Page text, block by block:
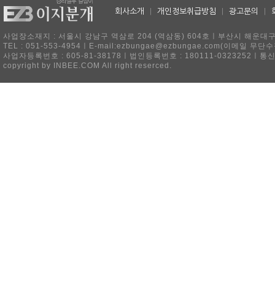
회사소개 개인정보취급방침 광고문의
사업장소재지 : 서울시 강남구 역삼로 204 (역삼동) 604호ㅣ부산시 해운
TEL : 051-553-4954ㅣE-mail:ezbungae@ezbungae.com(이메일 무단수
사업자등록번호 : 605-81-38178ㅣ법인등록번호 : 180111-0323252ㅣ통
copyright by INBEE.COM All right reserced.